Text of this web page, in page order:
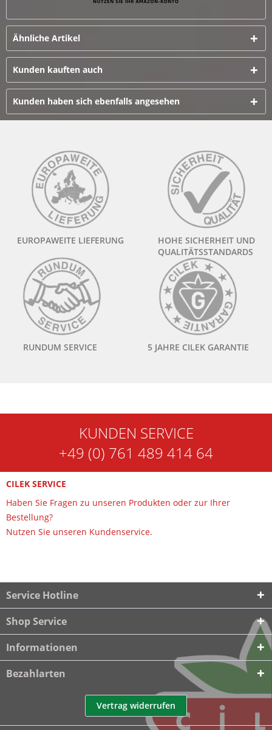
Ähnliche Artikel
Kunden kauften auch
Kunden haben sich ebenfalls angesehen
EUROPAWEITE LIEFERUNG
HOHE SICHERHEIT UND
QUALITÄTSSTANDARDS
RUNDUM SERVICE 5 JAHRE CILEK GARANTIE
KUNDEN SERVICE
+49 (0) 761 489 414 64
CILEK SERVICE
Haben Sie Fragen zu unseren Produkten oder zur Ihrer
Bestellung?
Nutzen Sie unseren Kundenservice.
Service Hotline
Shop Service
Informationen
Bezahlarten
Vertrag widerrufen